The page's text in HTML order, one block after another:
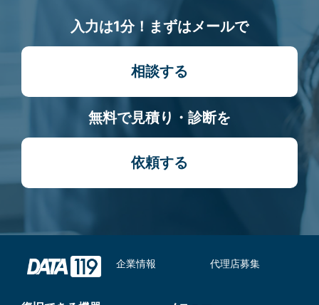
入力は1分！まずはメールで
相談する
無料で見積り・診断を
依頼する
企業情報 代理店募集